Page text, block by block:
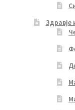
Здравје